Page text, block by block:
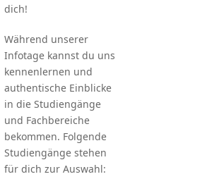
dich!
Während unserer
Infotage kannst du uns
kennenlernen und
authentische Einblicke
in die Studiengänge
und Fachbereiche
bekommen. Folgende
Studiengänge stehen
für dich zur Auswahl: